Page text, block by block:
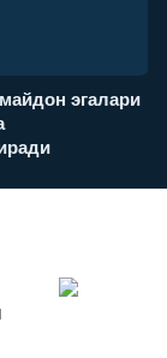
эгалари